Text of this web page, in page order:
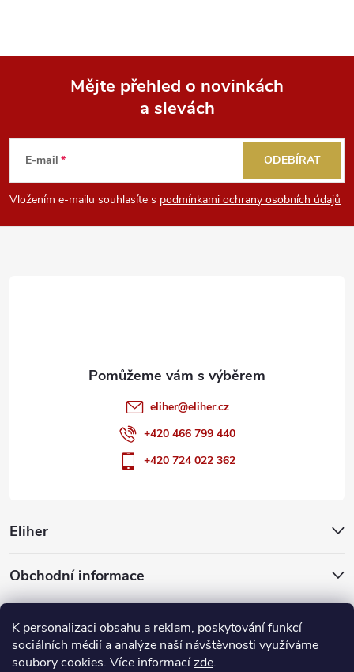
K personalizaci obsahu a reklam, poskytování funkcí
sociálních médií a analýze naší návštěvnosti využíváme
soubory cookies. Více informacízde.
k
ý
p
i
s
p
Mějte přehled o novinkách
a slevách
E-mail
Vložením e-mailu souhlasíte s podmínkami ochrany osobních údajů
ODEBÍRAT
Eliher
Obchodní informace
Partnerské weby
eliher@eliher.cz
+420 466 799 440
+420 724 022 362